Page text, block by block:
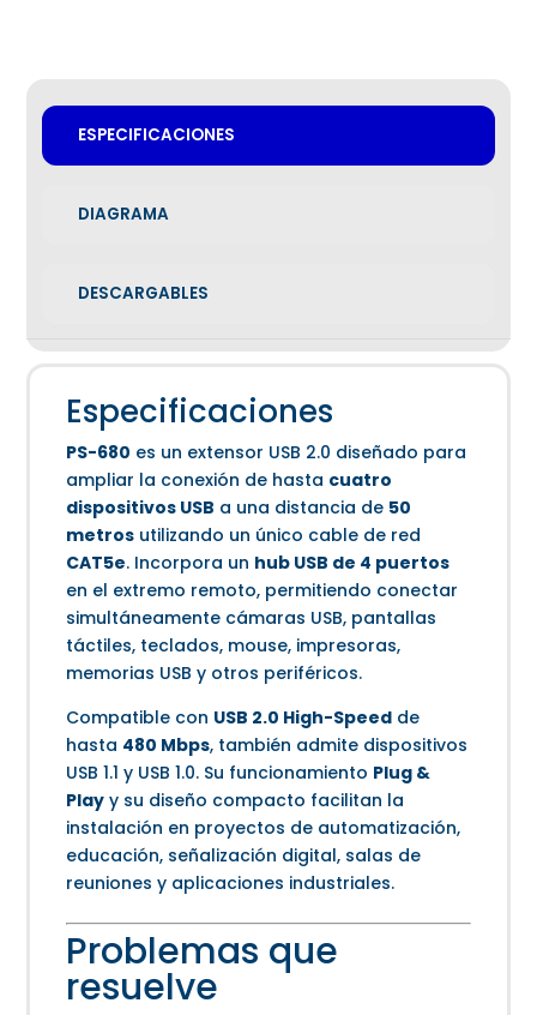
ESPECIFICACIONES
DIAGRAMA
DESCARGABLES
Especificaciones
PS-680 es un extensor USB 2.0 diseñado para
ampliar la conexión de hasta cuatro
dispositivos USB a una distancia de 50
metros utilizando un único cable de red
CAT5e. Incorpora un hub USB de 4 puertos
en el extremo remoto, permitiendo conectar
simultáneamente cámaras USB, pantallas
táctiles, teclados, mouse, impresoras,
memorias USB y otros periféricos.
Compatible con USB 2.0 High-Speed de
hasta 480 Mbps, también admite dispositivos
USB 1.1 y USB 1.0. Su funcionamiento Plug &
Play y su diseño compacto facilitan la
instalación en proyectos de automatización,
educación, señalización digital, salas de
reuniones y aplicaciones industriales.
Problemas que
resuelve